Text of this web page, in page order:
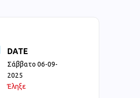
DATE
Σάββατο 06-09-
2025
Έληξε